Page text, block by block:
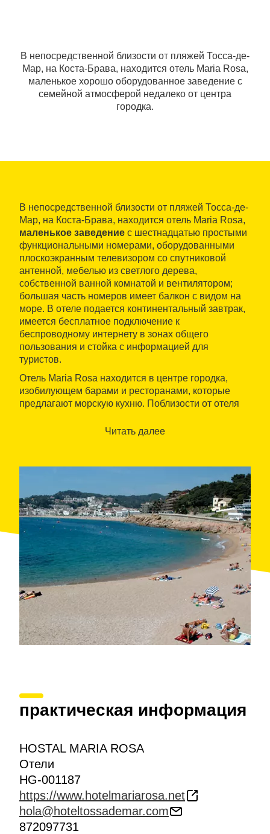
В непосредственной близости от пляжей Тосса-де-
Мар, на Коста-Брава, находится отель Maria Rosa,
маленькое хорошо оборудованное заведение с
семейной атмосферой недалеко от центра
городка.
В непосредственной близости от пляжей Тосса-де-
Мар, на Коста-Брава, находится отель Maria Rosa,
маленькое заведение с шестнадцатью простыми
функциональными номерами, оборудованными
плоскоэкранным телевизором со спутниковой
антенной, мебелью из светлого дерева,
собственной ванной комнатой и вентилятором;
большая часть номеров имеет балкон с видом на
море. В отеле подается континентальный завтрак,
имеется бесплатное подключение к
беспроводному интернету в зонах общего
пользования и стойка с информацией для
туристов.
Отель Maria Rosa находится в центре городка,
изобилующем барами и ресторанами, которые
предлагают морскую кухню. Поблизости от отеля
станция с сообщением с Барселоной и Жироной.
Читать далее
практическая информация
HOSTAL MARIA ROSA
Отели
HG-001187
https://www.hotelmariarosa.net
hola@hoteltossademar.com
872097731